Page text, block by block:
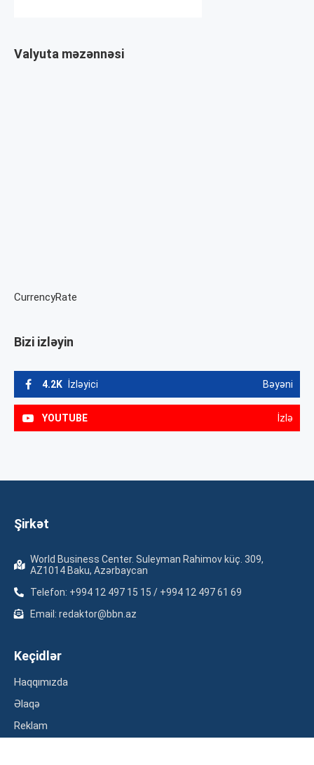
Valyuta məzənnəsi
CurrencyRate
Bizi izləyin
4.2K İzləyici Bəyəni
YOUTUBE İzlə
Şirkət
World Business Center. Suleyman Rahimov küç. 309,
AZ1014 Baku, Azərbaycan
Telefon: +994 12 497 15 15 / +994 12 497 61 69
Email: redaktor@bbn.az
Keçidlər
Haqqımızda
Əlaqə
Reklam